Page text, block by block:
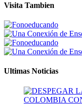
Visita Tambien
Ultimas Noticias